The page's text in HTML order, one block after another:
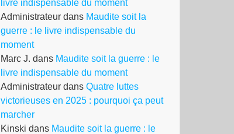
livre indispensable du moment
Administrateur dans Maudite soit la
guerre : le livre indispensable du
moment
Marc J. dans Maudite soit la guerre : le
livre indispensable du moment
Administrateur dans Quatre luttes
victorieuses en 2025 : pourquoi ça peut
marcher
Kinski dans Maudite soit la guerre : le